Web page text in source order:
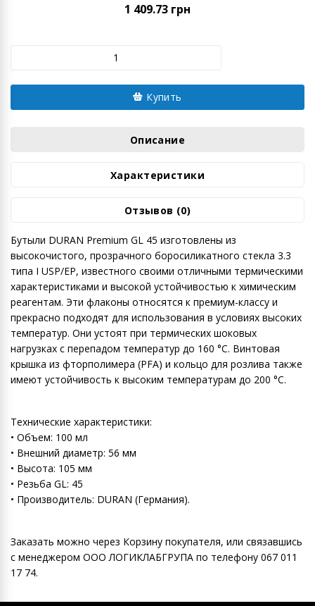
1 409.73 грн
Купить
Описание
Характеристики
Отзывов (0)
Бутыли DURAN Premium GL 45 изготовлены из
высокочистого, прозрачного боросиликатного стекла 3.3
типа I USP/EP, известного своими отличными термическими
характеристиками и высокой устойчивостью к химическим
реагентам. Эти флаконы относятся к премиум-классу и
прекрасно подходят для использования в условиях высоких
температур. Они устоят при термических шоковых
нагрузках с перепадом температур до 160 °C. Винтовая
крышка из фторполимера (PFA) и кольцо для розлива также
имеют устойчивость к высоким температурам до 200 °C.
Технические характеристики:
• Объем: 100 мл
• Внешний диаметр: 56 мм
• Высота: 105 мм
• Резьба GL: 45
• Производитель: DURAN (Германия).
Заказать можно через Корзину покупателя, или связавшись
с менеджером ООО ЛОГИКЛАБГРУПА по телефону 067 011
17 74.